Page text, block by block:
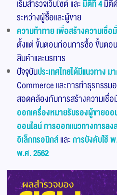
เริ่มสำรวจเว็บไซต์ และมิติที่ 4มิติ
ระหว่างผู้ซื้อและผู้ขาย
ความท้าทาย เพื่อสร้างความเชื่
ตั้งแต่ ขั้นตอนก่อนการซื้อ ขั้นตอ
สินค้าและบริการ
ปัจจุบันประเทศไทยได้มีแนวทาง
Commerce และการทำธุรกรร
สอดคล้องกับการสร้างความเชื่อ
ออกเครื่องหมายรับรองผู้ขายออ
ออนไลน์การออกแนวทางการล
อิเล็กทรอนิกส์และการบังคับใช้
พ.ศ.2562